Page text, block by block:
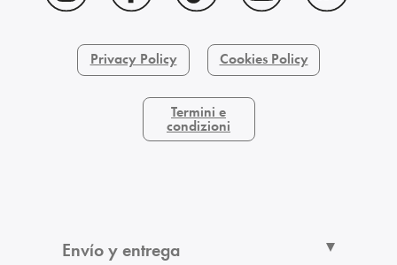
Privacy Policy Cookies Policy
Termini e
condizioni
Envío y entrega